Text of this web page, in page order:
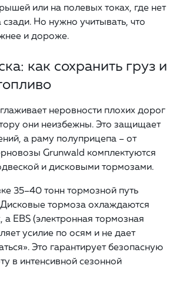
или на полевых токах, где нет
Но нужно учитывать, что
и дороже.
как сохранить груз и
неровности плохих дорог
они неизбежны. Это защищает
а раму полуприцепа – от
Grunwald комплектуются
и дисковыми тормозами.
35–40 тонн тормозной путь
Дисковые тормоза охлаждаются
EBS (электронная тормозная
усилие по осям и не дает
Это гарантирует безопасную
в интенсивной сезонной